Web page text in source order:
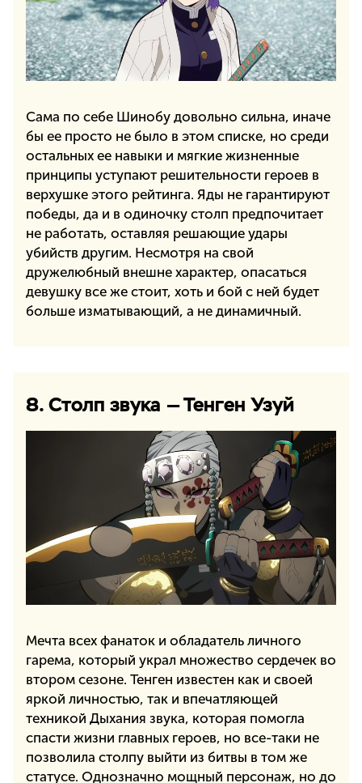
Сама по себе Шинобу довольно сильна, иначе
бы ее просто не было в этом списке, но среди
остальных ее навыки и мягкие жизненные
принципы уступают решительности героев в
верхушке этого рейтинга. Яды не гарантируют
победы, да и в одиночку столп предпочитает
не работать, оставляя решающие удары
убийств другим. Несмотря на свой
дружелюбный внешне характер, опасаться
девушку все же стоит, хоть и бой с ней будет
больше изматывающий, а не динамичный.
8. Столп звука — Тенген Узуй
Мечта всех фанаток и обладатель личного
гарема, который украл множество сердечек во
втором сезоне. Тенген известен как и своей
яркой личностью, так и впечатляющей
техникой Дыхания звука, которая помогла
спасти жизни главных героев, но все-таки не
позволила столпу выйти из битвы в том же
статусе. Однозначно мощный персонаж, но до